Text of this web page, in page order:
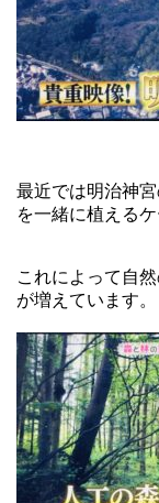
最近では明治神
を一緒に植える
これによって自
が増えています。